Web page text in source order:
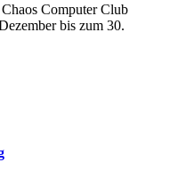
Computer Club
bis zum 30.